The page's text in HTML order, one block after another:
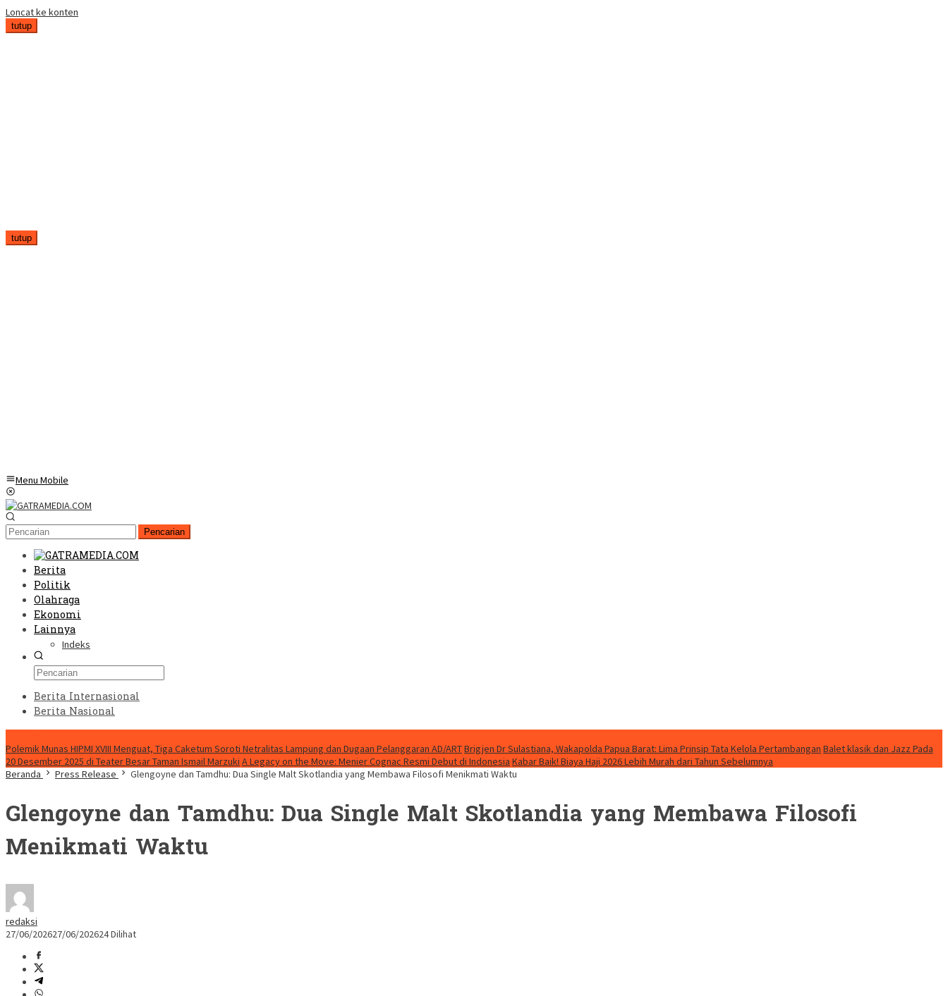
Loncat ke konten
tutup
tutup
Menu Mobile
Pencarian
Berita
Politik
Olahraga
Ekonomi
Lainnya
Indeks
Berita Internasional
Berita Nasional
Polemik Munas HIPMI XVIII Menguat, Tiga Caketum Soroti Netralitas Lampung dan Dugaan Pelanggaran AD/ARTBrigjen Dr Sulastiana, Wakapolda Papua Barat: Lima Prinsip Tata Kelola Pertambangan Balet klasik dan Jazz Pada
20 Desember 2025 di Teater Besar Taman Ismail Marzuki A Legacy on the Move: Menier Cognac Resmi Debut di Indonesia Kabar Baik! Biaya Haji 2026 Lebih Murah dari Tahun Sebelumnya
Beranda
Press Release Glengoyne dan Tamdhu: Dua Single Malt Skotlandia yang Membawa Filosofi Menikmati Waktu
Glengoyne dan Tamdhu: Dua Single Malt Skotlandia yang Membawa Filosofi
Menikmati Waktu
redaksi
27/06/202627/06/202624 Dilihat